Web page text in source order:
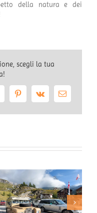
della natura e dei
scegli la tua
Pinterest
Vk Email